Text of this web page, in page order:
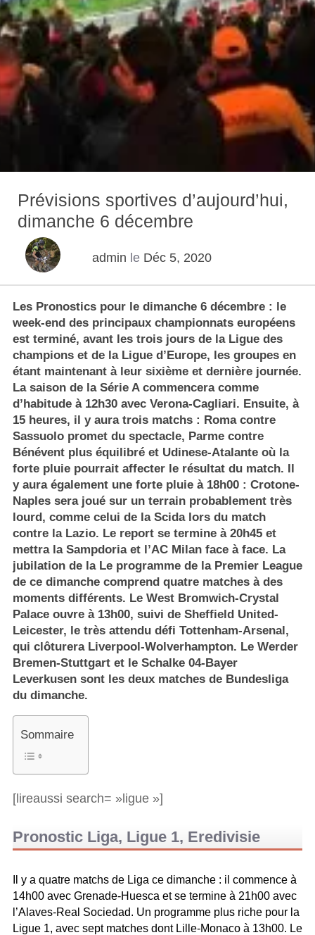
Prévisions sportives d’aujourd’hui,
dimanche 6 décembre
admin le Déc 5, 2020
Les Pronostics pour le dimanche 6 décembre : le
week-end des principaux championnats européens
est terminé, avant les trois jours de la Ligue des
champions et de la Ligue d’Europe, les groupes en
étant maintenant à leur sixième et dernière journée.
La saison de la Série A commencera comme
d’habitude à 12h30 avec Verona-Cagliari. Ensuite, à
15 heures, il y aura trois matchs : Roma contre
Sassuolo promet du spectacle, Parme contre
Bénévent plus équilibré et Udinese-Atalante où la
forte pluie pourrait affecter le résultat du match. Il
y aura également une forte pluie à 18h00 : Crotone-
Naples sera joué sur un terrain probablement très
lourd, comme celui de la Scida lors du match
contre la Lazio. Le report se termine à 20h45 et
mettra la Sampdoria et l’AC Milan face à face. La
jubilation de la Le programme de la Premier League
de ce dimanche comprend quatre matches à des
moments différents. Le West Bromwich-Crystal
Palace ouvre à 13h00, suivi de Sheffield United-
Leicester, le très attendu défi Tottenham-Arsenal,
qui clôturera Liverpool-Wolverhampton. Le Werder
Bremen-Stuttgart et le Schalke 04-Bayer
Leverkusen sont les deux matches de Bundesliga
du dimanche.
Sommaire
[lireaussi search= »ligue »]
Pronostic Liga, Ligue 1, Eredivisie
Il y a quatre matchs de Liga ce dimanche : il commence à
14h00 avec Grenade-Huesca et se termine à 21h00 avec
l’Alaves-Real Sociedad. Un programme plus riche pour la
Ligue 1, avec sept matches dont Lille-Monaco à 13h00. Le